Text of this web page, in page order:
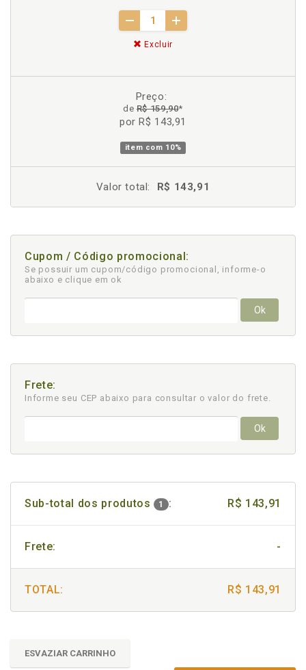
Excluir
Preço:
deR$ 159,90*
por R$ 143,91
item com 10%
Valor total: R$ 143,91
Cupom / Código promocional:
Se possuir um cupom/código promocional, informe-o
abaixo e clique em ok
Ok
Frete:
Informe seu CEP abaixo para consultar o valor do frete.
Ok
Sub-total dos produtos 1 : R$ 143,91
Frete: -
TOTAL: R$ 143,91
ESVAZIAR CARRINHO